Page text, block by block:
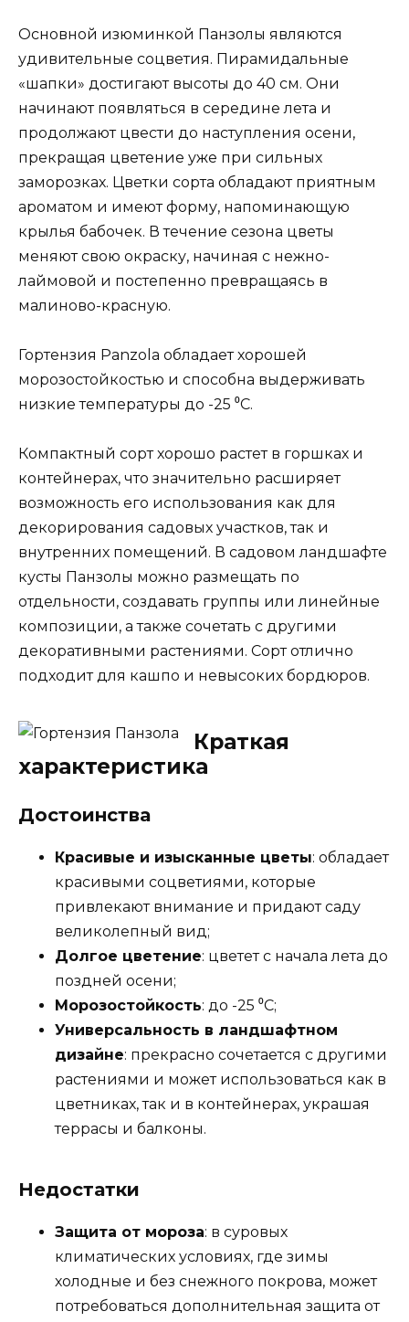
Основной изюминкой Панзолы являются
удивительные соцветия. Пирамидальные
«шапки» достигают высоты до 40 см. Они
начинают появляться в середине лета и
продолжают цвести до наступления осени,
прекращая цветение уже при сильных
заморозках. Цветки сорта обладают приятным
ароматом и имеют форму, напоминающую
крылья бабочек. В течение сезона цветы
меняют свою окраску, начиная с нежно-
лаймовой и постепенно превращаясь в
малиново-красную.
Гортензия Panzola обладает хорошей
морозостойкостью и способна выдерживать
низкие температуры до -25 ⁰С.
Компактный сорт хорошо растет в горшках и
контейнерах, что значительно расширяет
возможность его использования как для
декорирования садовых участков, так и
внутренних помещений. В садовом ландшафте
кусты Панзолы можно размещать по
отдельности, создавать группы или линейные
композиции, а также сочетать с другими
декоративными растениями. Сорт отлично
подходит для кашпо и невысоких бордюров.
Краткая
характеристика
Достоинства
Красивые и изысканные цветы: обладает
красивыми соцветиями, которые
привлекают внимание и придают саду
великолепный вид;
Долгое цветение: цветет с начала лета до
поздней осени;
Морозостойкость: до -25 ⁰С;
Универсальность в ландшафтном
дизайне: прекрасно сочетается с другими
растениями и может использоваться как в
цветниках, так и в контейнерах, украшая
террасы и балконы.
Недостатки
Защита от мороза: в суровых
климатических условиях, где зимы
холодные и без снежного покрова, может
потребоваться дополнительная защита от